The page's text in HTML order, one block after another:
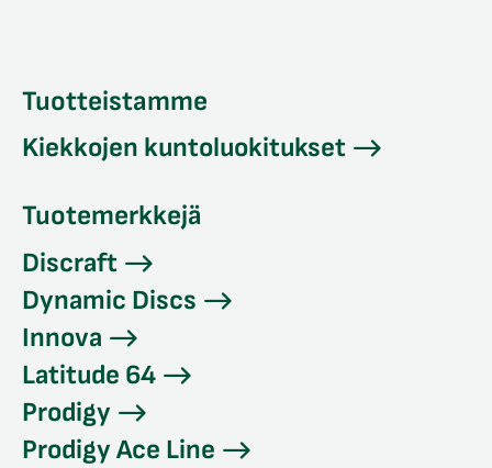
Tuotteistamme
Kiekkojen kuntoluokitukset
Tuotemerkkejä
Discraft
Dynamic Discs
Innova
Latitude 64
Prodigy
Prodigy Ace Line